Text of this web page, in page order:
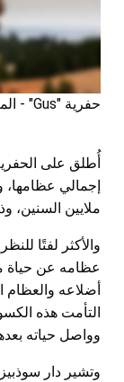
حفرية "Gus" - المصدر: Matthew Sherman/Sotheby's
إجمالي
ملايين السنين،
عظامه عن حياة
أضلاعه والعظام
التأمت هذه
وواصل حياته
وتشير دار